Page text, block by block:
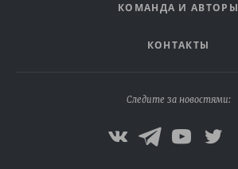
КОМАНДА И АВТОРЫ
КОНТАКТЫ
Следите за новостями: